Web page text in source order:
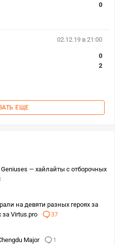
0
02.12.19 в 21:00
0
2
ЕЩЕ
— хайлайты с отборочных
на девяти разных героях за
за Virtus.pro
37
Major
1